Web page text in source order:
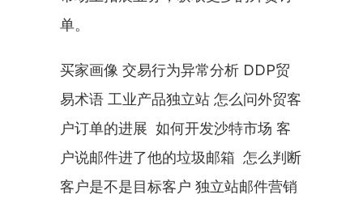
单。
买家画像 交易行为异常分析 DDP贸
易术语 工业产品独立站 怎么问外贸客
户订单的进展  如何开发沙特市场 客
户说邮件进了他的垃圾邮箱  怎么判断
客户是不是目标客户 独立站邮件营销